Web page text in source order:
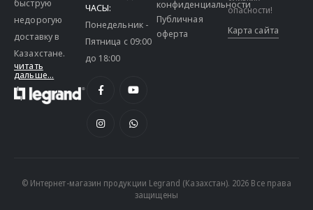
быструю
недорогую
доставку в
Казахстане.
читать
дальше...
ЧАСЫ:
Понедельник -
Пятница с 09:00
до 18:00
конфиденциальности
Публичная
оферта
опасности!
Карта сайта
© Интернет-магазин продукции Legrand (Казахстан). 2026 Все права
защищены